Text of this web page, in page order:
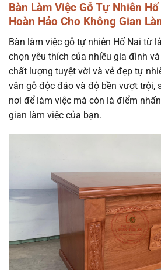
Bàn Làm Việc Gỗ Tự Nhiên
Hoàn Hảo Cho Không Gian
Bàn làm việc gỗ tự nhiên Hố Nai từ
chọn yêu thích của nhiều gia đình
chất lượng tuyệt vời và vẻ đẹp tự
vân gỗ độc đáo và độ bền vượt trội,
nơi để làm việc mà còn là điểm
gian làm việc của bạn.